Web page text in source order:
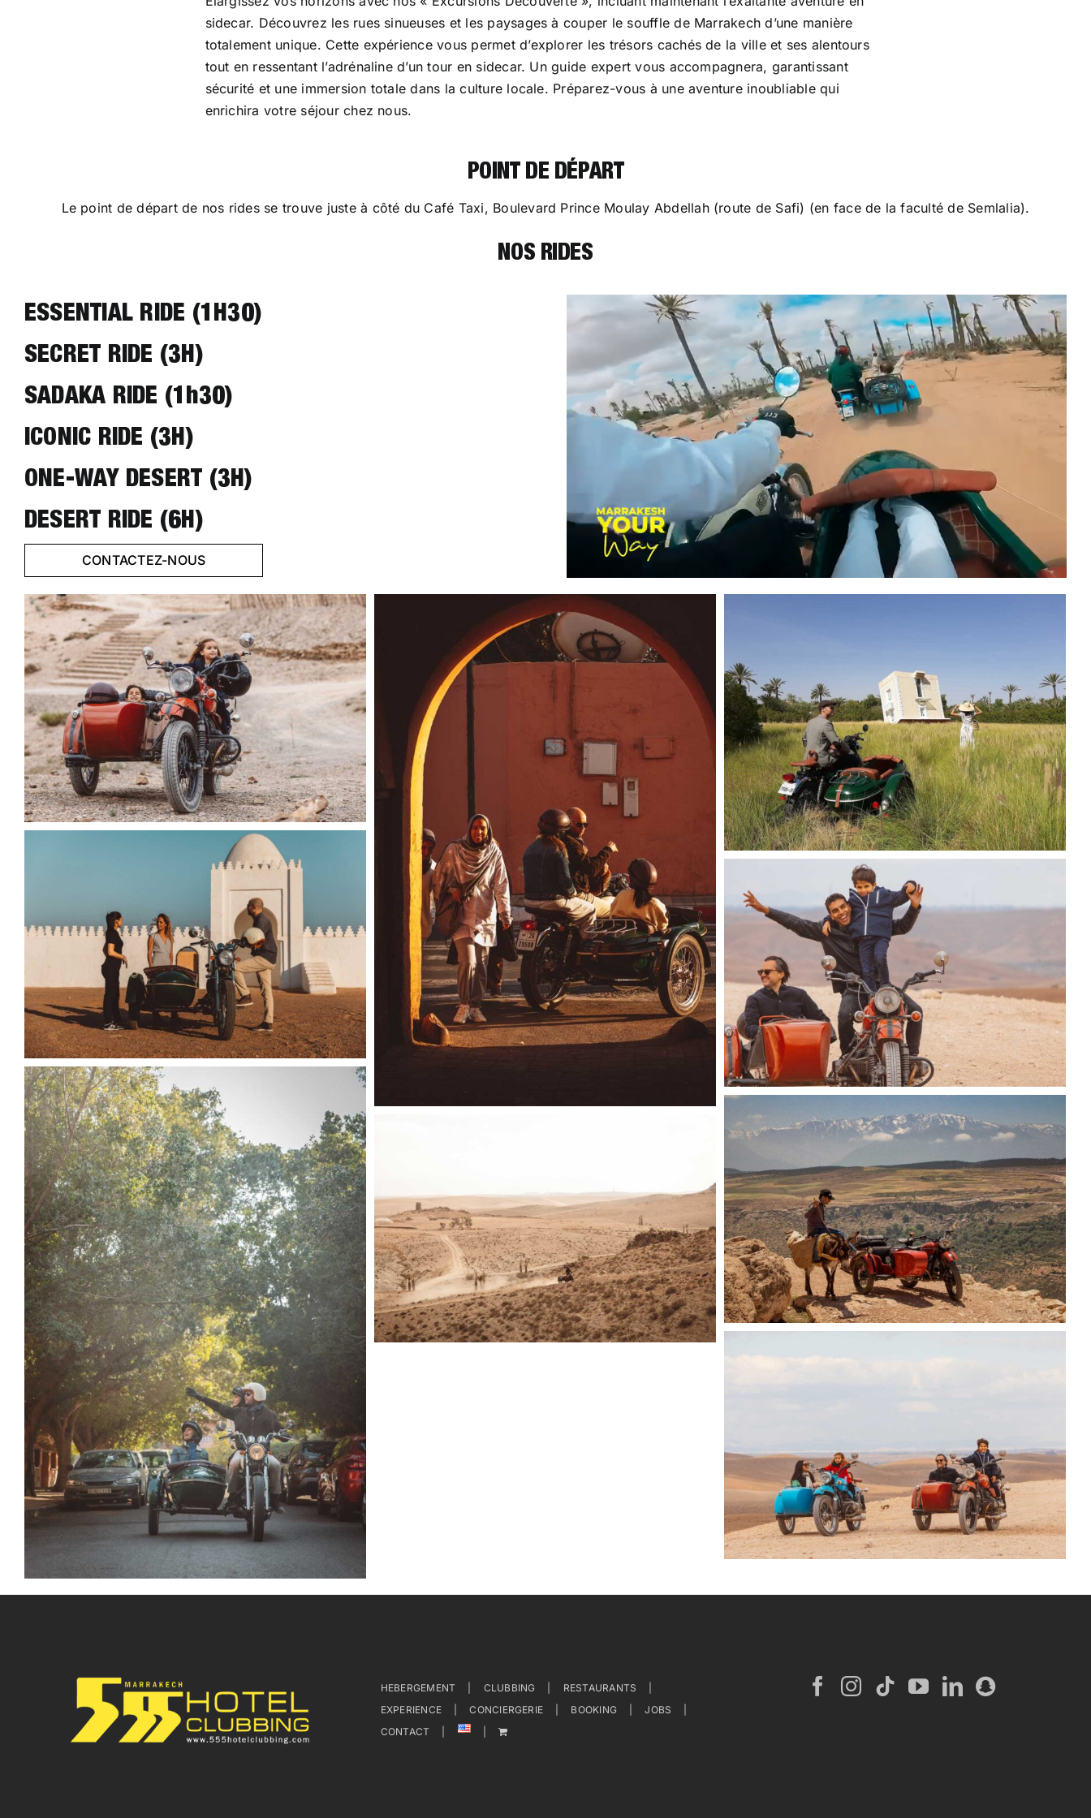
sidecar. Découvrez les rues sinueuses et les paysages à couper le souffle de Marrakech d’une manière
totalement unique. Cette expérience vous permet d’explorer les trésors cachés de la ville et ses alentours
tout en ressentant l’adrénaline d’un tour en sidecar. Un guide expert vous accompagnera, garantissant
sécurité et une immersion totale dans la culture locale. Préparez-vous à une aventure inoubliable qui
enrichira votre séjour chez nous.
POINT DE DÉPART
Le point de départ de nos rides se trouve juste à côté du Café Taxi, Boulevard Prince Moulay Abdellah (route de Safi) (en face de la faculté de Semlalia).
NOS RIDES
ESSENTIAL RIDE (1H30)
SECRET RIDE (3H)
SADAKA RIDE (1h30)
ICONIC RIDE (3H)
ONE-WAY DESERT (3H)
DESERT RIDE (6H)
CONTACTEZ-NOUS
HEBERGEMENT CLUBBING
RESTAURANTS
EXPERIENCE
CONCIERGERIE BOOKING
JOBS
CONTACT